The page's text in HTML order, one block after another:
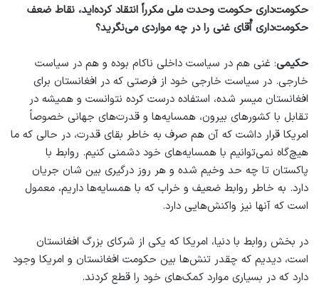
حکومت‌داری حکومت وحدت ملی مکرراً انتقاد کرده‌اید، نقاط ضعف
حکومت‌داری آٌقای غنی را در چه مواردی می‌نگرید؟
حکیمی: غنی هم در سیاست داخلی ناکام بوده و هم در سیاست
خارجی. در سیاست خارجی خود از فرصتی که در افغانستان برای
افغانستان میسر شده، استفاده درست کرده نتوانست و همیشه در
تقابل با کشورهای بیرون، همسایه‌ها و قدرت‌های جهانی خصوصاً
امریکا قرار داشت که آن هم صرف به خاطر بقای قدرت، در حالی که ما
هیچ‌گاه نمی‌توانیم با همسایه‌های خود دشمنی کنیم. روابط با
پاکستان تا چه حد وخیم شده و هر روز درگیری بین شان جریان
دارد. به خاطر روابط ضعیف و خراب که با همسایه‌ها داریم، معمول
است که آنها نیز واکنش‌هایی دارد.
در بخش روابط با دنیا، امریکا که یکی از شرکای بزرگ افغانستان
است، دیدیم که چقدر تنش‌ها بین حکومت افغانستان و امریکا وجود
دارد که در بسیاری موارد کمک‌های خود را قطع کردند.